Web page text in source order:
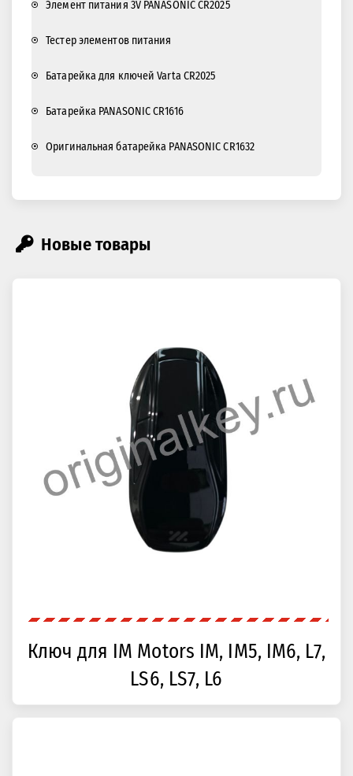
Элемент питания 3V PANASONIC CR2025
Тестер элементов питания
Батарейка для ключей Varta CR2025
Батарейка PANASONIC CR1616
Оригинальная батарейка PANASONIC CR1632
Новые товары
Ключ для IM Motors IM, IM5, IM6, L7,
LS6, LS7, L6